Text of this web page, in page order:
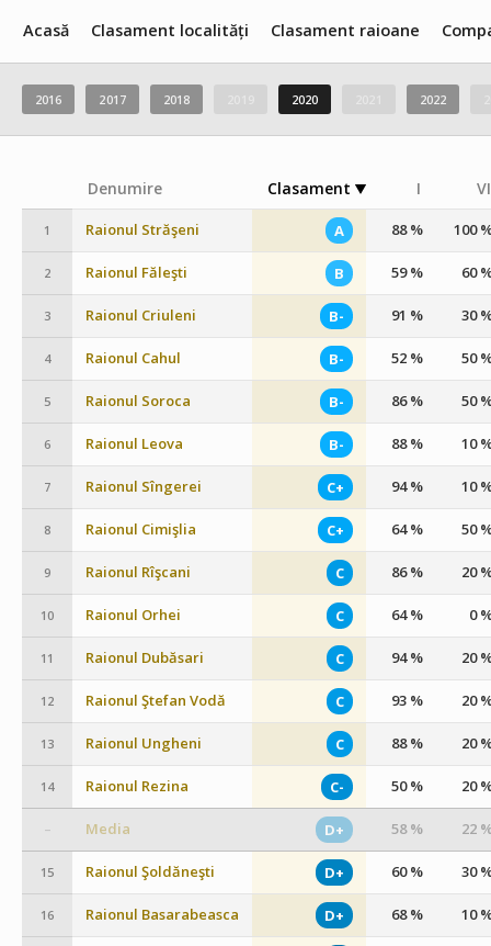
Acasă Clasament localități Clasament raioane
2016 2017 2018 2020 2022
Denumire Clasament I VI
1 Raionul Străşeni A 88 % 100
2 Raionul Făleşti B 59 % 60
3 Raionul Criuleni B- 91 % 30
4 Raionul Cahul B- 52 % 50
5 Raionul Soroca B- 86 % 50
6 Raionul Leova B- 88 % 10
7 Raionul Sîngerei C+ 94 % 10
8 Raionul Cimişlia C+ 64 % 50
9 Raionul Rîşcani C 86 % 20
10 Raionul Orhei C 64 % 0
11 Raionul Dubăsari C 94 % 20
12 Raionul Ştefan Vodă C 93 % 20
13 Raionul Ungheni C 88 % 20
14 Raionul Rezina C- 50 % 20
– Media D+ 58 % 22
15 Raionul Şoldăneşti D+ 60 % 30
16 Raionul Basarabeasca D+ 68 % 10